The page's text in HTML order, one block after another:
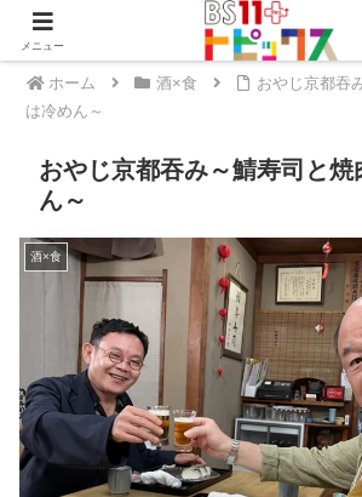
ホーム 酒×食
おやじ京都吞
は冷めん～
おやじ京都吞み～鯖寿司と焼
ん～
酒×食
メニュー